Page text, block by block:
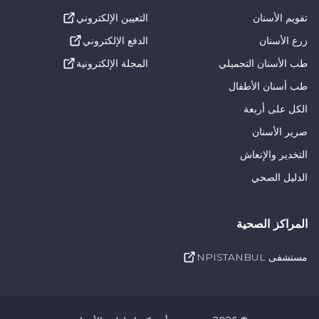
سلباً على الراحة.
تؤدي الصيانة والتنظيف المنتظمين إلى إطالة عمر أطقم
الأسنان الاصطناعية ومنعها من التشوه. يمكن أن يؤدي عدم
نظافة أطقم الأسنان الاصطناعية إلى التهابات الفم
والمشاكل الصحية، لذا فإن التنظيف مهم لمنع المشاكل
بانتظام وبعناية.
يعد استخدام خيط تنظيف الأسنان مهم جدًا في العناية
تقويم الأسنان
زرع الأسنان
طب الأسنان التجميلي
طب أسنان الأطفال
الكل على أربعة
صرير الأسنان
التخدير والإنعاش
الدليل الصحي
التعيين الإلكتروني
الدفع الإلكتروني
المجلة الإلكترونية
المراكز الصحية
مستشفى NPISTANBUL